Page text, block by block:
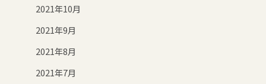
2021年10月
2021年9月
2021年8月
2021年7月